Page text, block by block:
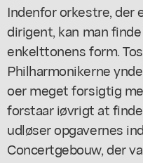
Indenfor orkestre,
dirigent, kan man
enkelttonens form.
Philharmonikerne
oer meget forsigtig
forstaar iøvrigt at
udløser opgavernes
Concertgebouw, der